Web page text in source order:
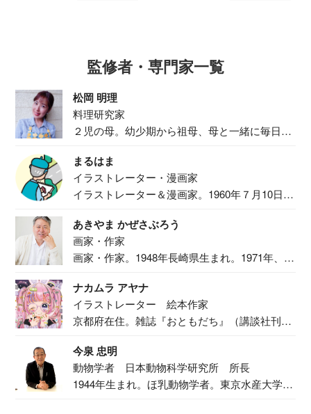
監修者・専門家一覧
松岡 明理
料理研究家
２児の母。幼少期から祖母、母と一緒に毎日の
まるはま
イラストレーター・漫画家
イラストレーター＆漫画家。1960年７月10日生
あきやま かぜさぶろう
画家・作家
画家・作家。1948年長崎県生まれ。1971年、
ナカムラ アヤナ
イラストレーター 絵本作家
京都府在住。雑誌『おともだち』（講談社刊）
今泉 忠明
動物学者 日本動物科学研究所 所長
1944年生まれ。ほ乳動物学者。東京水産大学卒